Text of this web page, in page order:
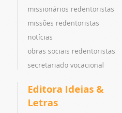
missionários redentoristas
missões redentoristas
notícias
obras sociais redentoristas
secretariado vocacional
Editora Ideias &
Letras